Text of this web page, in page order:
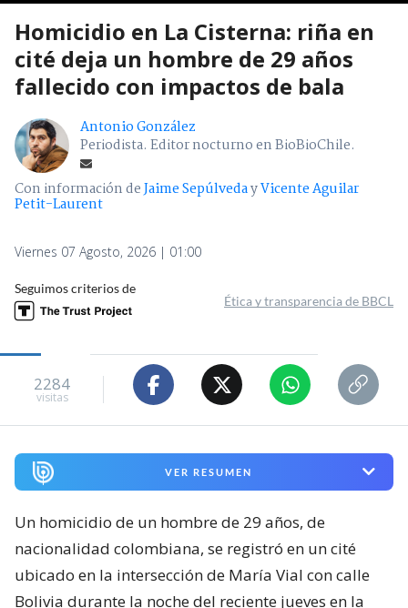
Homicidio en La Cisterna: riña en
cité deja un hombre de 29 años
fallecido con impactos de bala
Antonio González
Periodista. Editor nocturno en BioBioChile.
Con información deJaime SepúlvedayVicente Aguilar
Petit-Laurent
Viernes 07 Agosto, 2026 | 01:00
Seguimos criterios de
Ética y transparencia de BBCL
2284
visitas
VER RESUMEN
Un homicidio de un hombre de 29 años, de
nacionalidad colombiana, se registró en un cité
ubicado en la intersección de María Vial con calle
Bolivia durante la noche del reciente jueves en la